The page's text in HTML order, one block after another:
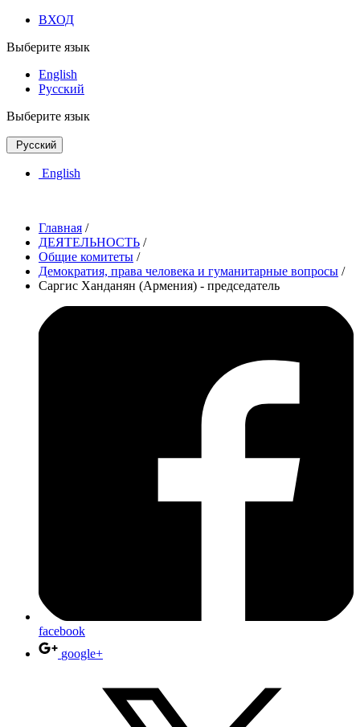
ВХОД
Выберите язык
English
Русский
Выберите язык
Русский
English
Главная /
ДЕЯТЕЛЬНОСТЬ /
Общие комитеты /
Демократия, права человека и гуманитарные вопросы /
Саргис Ханданян (Армения) - председатель
facebook
google+